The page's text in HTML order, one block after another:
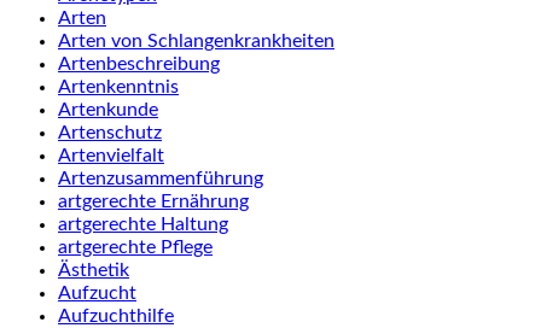
Arten
Arten von Schlangenkrankheiten
Artenbeschreibung
Artenkenntnis
Artenkunde
Artenschutz
Artenvielfalt
Artenzusammenführung
artgerechte Ernährung
artgerechte Haltung
artgerechte Pflege
Ästhetik
Aufzucht
Aufzuchthilfe